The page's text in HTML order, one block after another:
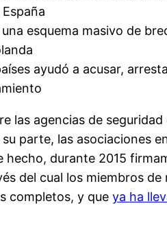
una esquema masivo de
ayudó a acusar,
las agencias de
parte, las asociaciones
durante 2015
del cual los miembros
completos, y que ya ha